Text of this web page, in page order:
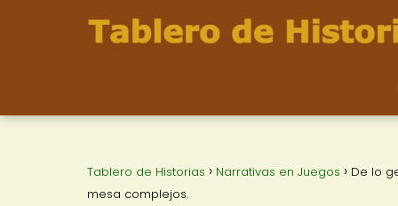
Tablero de Historias Narrativas en Juegos
De lo
mesa complejos.